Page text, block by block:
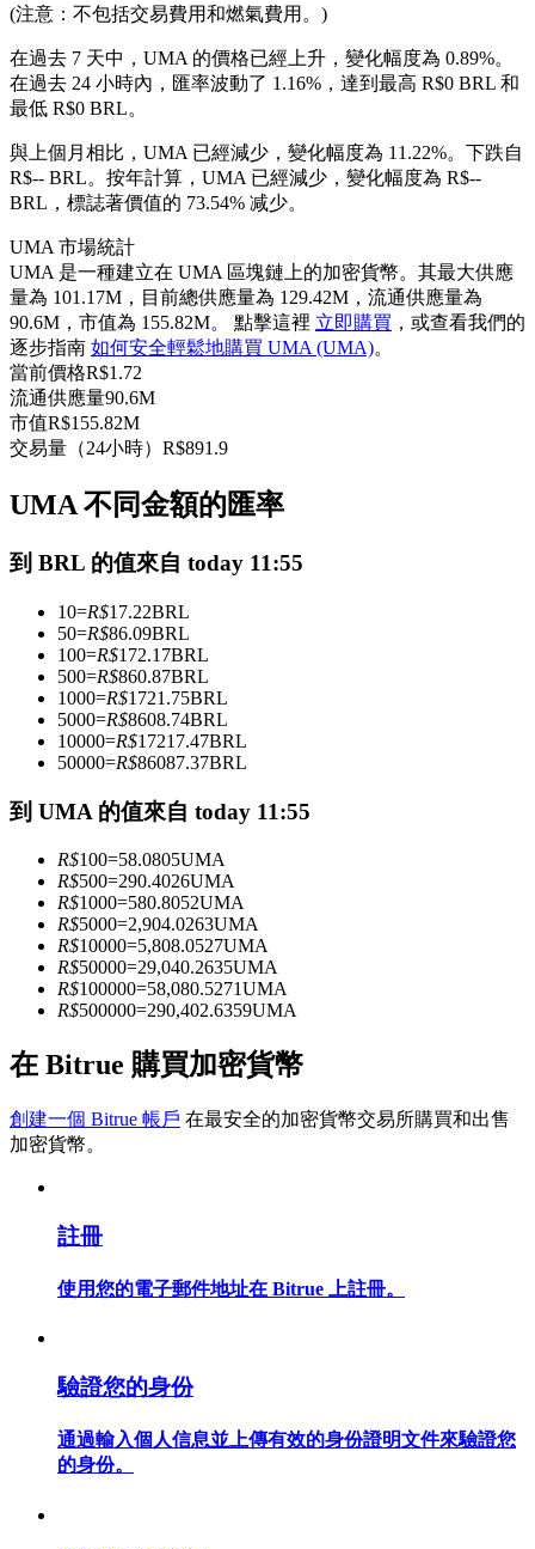
USDC永續
多種以USDC結算的永續合約
跟單
與頂尖交易專家同行
成為跟單交易員
包含交易情況等的大數據分析
合約指南
合約功能使用指南
(注意：不包括交易費用和燃氣費用。)
在過去 7 天中，UMA 的價格已經上升，變化幅度為 0.89%。
在過去 24 小時內，匯率波動了 1.16%，達到最高 R$0 BRL 和
最低 R$0 BRL。
與上個月相比，UMA 已經減少，變化幅度為 11.22%。下跌自
R$-- BRL。 按年計算，UMA 已經減少，變化幅度為 R$--
BRL，標誌著價值的 73.54% 减少。
UMA 市場統計
UMA 是一種建立在 UMA 區塊鏈上的加密貨幣。其最大供應
量為 101.17M，目前總供應量為 129.42M，流通供應量為
90.6M，市值為 155.82M。 點擊這裡 立即購買 ，或查看我們的
逐步指南 如何安全輕鬆地購買 UMA (UMA)。
當前價格R$1.72
流通供應量90.6M
市值R$155.82M
交易量（24小時） R$891.9
UMA 不同金額的匯率
到 BRL 的值來自 today 11:55
10=R$17.22BRL
50=R$86.09BRL
100=R$172.17BRL
500=R$860.87BRL
1000=R$1721.75BRL
5000=R$8608.74BRL
10000=R$17217.47BRL
50000=R$86087.37BRL
到 UMA 的值來自 today 11:55
R$100=58.0805UMA
R$500=290.4026UMA
R$1000=580.8052UMA
R$5000=2,904.0263UMA
R$10000=5,808.0527UMA
R$50000=29,040.2635UMA
R$100000=58,080.5271UMA
R$500000=290,402.6359UMA
在 Bitrue 購買加密貨幣
創建一個 Bitrue 帳戶 在最安全的加密貨幣交易所購買和出售
加密貨幣。
註冊
使用您的電子郵件地址在 Bitrue 上註冊。
驗證您的身份
通過輸入個人信息並上傳有效的身份證明文件來驗證您
的身份。